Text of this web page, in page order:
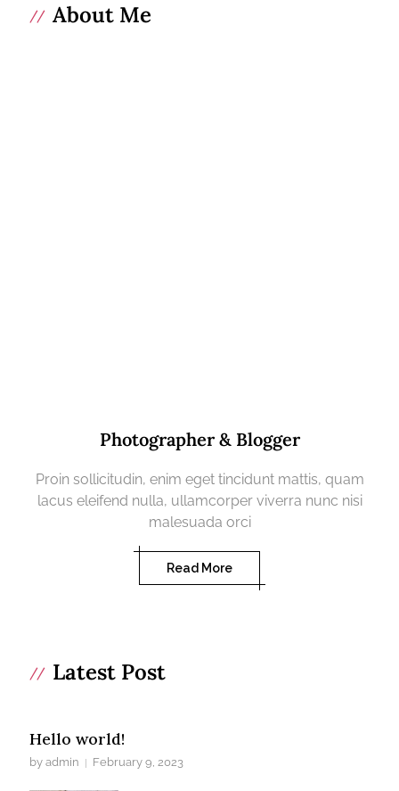
About Me
Photographer & Blogger
Proin sollicitudin, enim eget tincidunt mattis, quam
lacus eleifend nulla, ullamcorper viverra nunc nisi
malesuada orci
Read More
Latest Post
Hello world!
by admin February 9, 2023